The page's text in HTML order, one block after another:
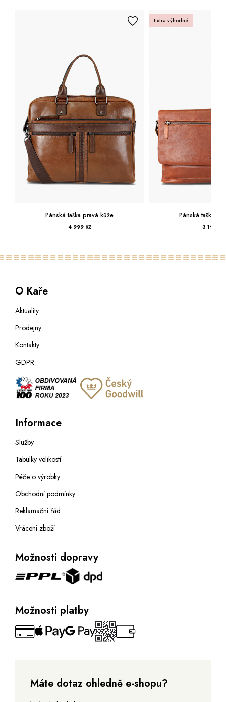
Pánská taška pravá kůže
3 199 Kč
Pánská
O Kaře
Aktuality
Prodejny
Kontakty
GDPR
Informace
Služby
Tabulky velikostí
Péče o výrobky
Obchodní podmínky
Reklamační řád
Vrácení zboží
Možnosti dopravy
Možnosti platby
Máte dotaz ohledně e-shopu?